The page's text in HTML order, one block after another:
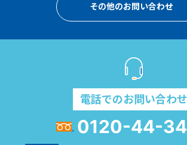
その他のお問い合わせ
電話でのお問い合わせ
0120-44-